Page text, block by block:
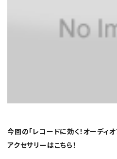
今回の「レコードに効く！オーディ
アクセサリーはこちら！